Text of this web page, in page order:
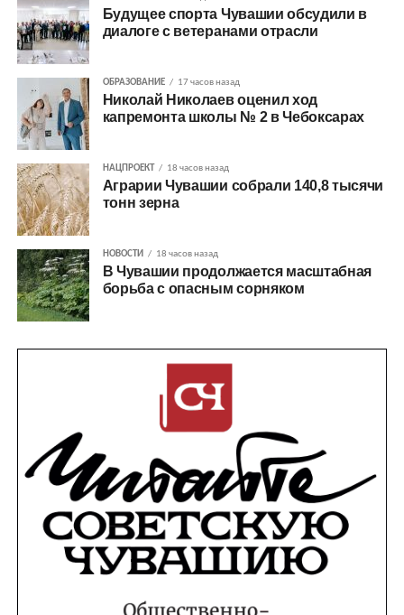
Будущее спорта Чувашии обсудили в
диалоге с ветеранами отрасли
ОБРАЗОВАНИЕ 17 часов назад
Николай Николаев оценил ход
капремонта школы № 2 в Чебоксарах
НАЦПРОЕКТ 18 часов назад
Аграрии Чувашии собрали 140,8 тысячи
тонн зерна
НОВОСТИ 18 часов назад
В Чувашии продолжается масштабная
борьба с опасным сорняком